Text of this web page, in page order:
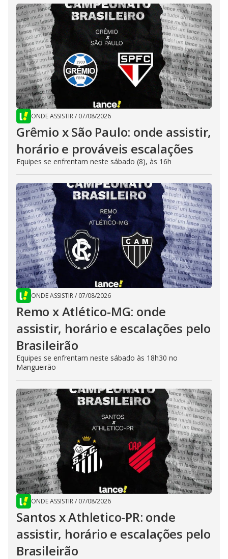
ONDE ASSISTIR/ 07/08/2026
Grêmio x São Paulo: onde assistir,
horário e prováveis escalações
Equipes se enfrentam neste sábado (8), às 16h
ONDE ASSISTIR/ 07/08/2026
Remo x Atlético-MG: onde
assistir, horário e escalações pelo
Brasileirão
Equipes se enfrentam neste sábado às 18h30 no
Mangueirão
ONDE ASSISTIR/ 07/08/2026
Santos x Athletico-PR: onde
assistir, horário e escalações pelo
Brasileirão